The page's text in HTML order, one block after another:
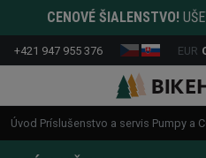
CENOVÉ ŠIALENSTVO!
+421 947 955 376 EUR
Úvod Príslušenstvo a servis Pumpy a